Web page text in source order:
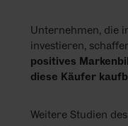
Unternehmen, die
investieren,
positives
diese Käufer
Weitere Studien